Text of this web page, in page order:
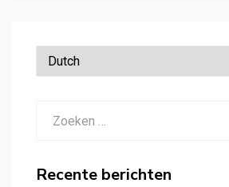
naar:
Recente berichten